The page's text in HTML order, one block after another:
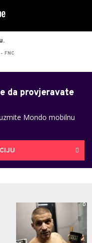
FNC
da provjeravate
Mondo mobilnu
0